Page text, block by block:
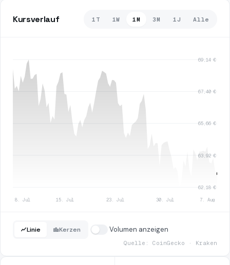
Kursverlauf 1T 1W 1M 3M 1J Alle
69,14 €
67,40 €
65,66 €
63,92 €
62,18 €
8. Jul 15. Jul 23. Jul 30. Jul 7. Aug
Linie Kerzen Volumen anzeigen
Quelle: CoinGecko · Kraken